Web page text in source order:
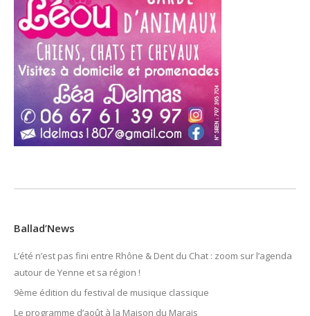
Ballad’News
L’été n’est pas fini entre Rhône & Dent du Chat : zoom sur l’agenda
autour de Yenne et sa région !
9ème édition du festival de musique classique
Le programme d’août à la Maison du Marais